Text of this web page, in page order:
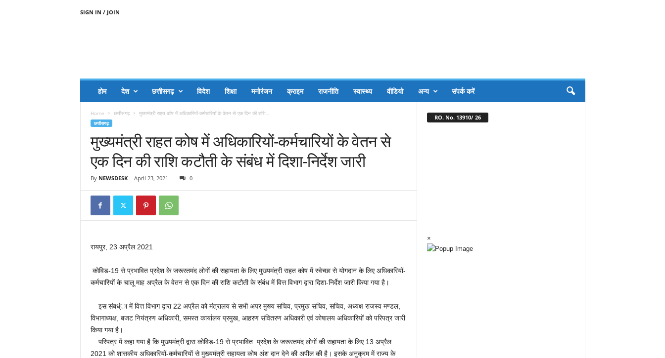
SIGN IN / JOIN
होम देश छत्तीसगढ़ विदेश शिक्षा मनोरंजन क्राइम राजनीति स्वास्थ्य वीडियो अन्य संपर्क करें
Home छत्तीसगढ़ मुख्यमंत्री राहत कोष में अधिकारियों-कर्मचारियों के वेतन से एक दिन की राशि...
छत्तीसगढ़
मुख्यमंत्री राहत कोष में अधिकारियों-कर्मचारियों के वेतन से
एक दिन की राशि कटौती के संबंध में दिशा-निर्देश जारी
By NEWSDESK- April 23, 2021 0
रायपुर, 23 अप्रैल 2021
कोविड-19 से प्रभावित प्रदेश के जरूरतमंद लोगों की सहायता के लिए मुख्यमंत्री राहत कोष में स्वेच्छा से योगदान के लिए अधिकारियों-
कर्मचारियों के चालू माह अप्रैल के वेतन से एक दिन की राशि कटौती के संबंध में वित्त विभाग द्वारा दिशा-निर्देश जारी किया गया है।
इस संबध्ंा में वित्त विभाग द्वारा 22 अप्रैल को मंत्रालय से सभी अपर मुख्य सचिव, प्रमुख सचिव, सचिव, अध्यक्ष राजस्व मण्डल,
विभागाध्यक्ष, बजट नियंत्रण अधिकारी, समस्त कार्यालय प्रमुख, आहरण संवितरण अधिकारी एवं कोषालय अधिकारियों को परिपत्र जारी
किया गया है।
परिपत्र में कहा गया है कि मुख्यमंत्री द्वारा कोविड-19 से प्रभावित प्रदेश के जरूरतमंद लोगों की सहायता के लिए 13 अप्रैल
2021 को शासकीय अधिकारियों-कर्मचारियों से मुख्यमंत्री सहायता कोष अंश दान देने की अपील की है। इसके अनुक्रम में राज्य के
RO. No. 13910/ 26
×